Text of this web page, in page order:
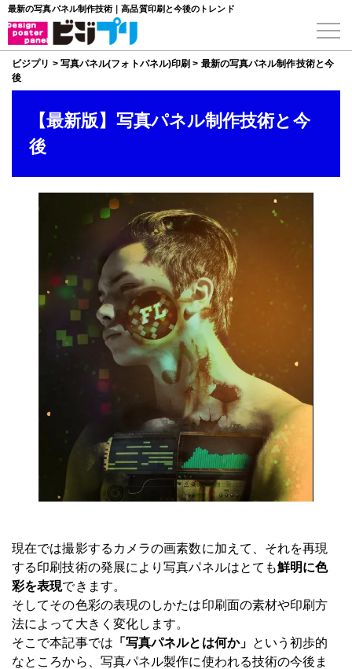
最新の写真パネル制作技術｜高品質印刷と今後のトレンド
ビジプリ > 写真パネル(フォトパネル)印刷 > 最新の写真パネル制作技術と今
後
【最新版】写真パネル制作技術と今
後
現在では撮影するカメラの画素数に加えて、それを再現
する印刷技術の発展により写真パネルはとても鮮明に色
彩を表現できます。
そしてその色彩の表現のしかたは印刷面の素材や印刷方
法によって大きく変化します。
そこで本記事では 「写真パネルとは何か」 という初歩的
なところから、写真パネル製作に使われる技術の今後ま